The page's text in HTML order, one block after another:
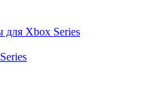
для Xbox Series